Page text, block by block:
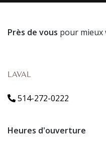
Près de vous pour mieux
LAVAL
514-272-0222
Heures d'ouverture